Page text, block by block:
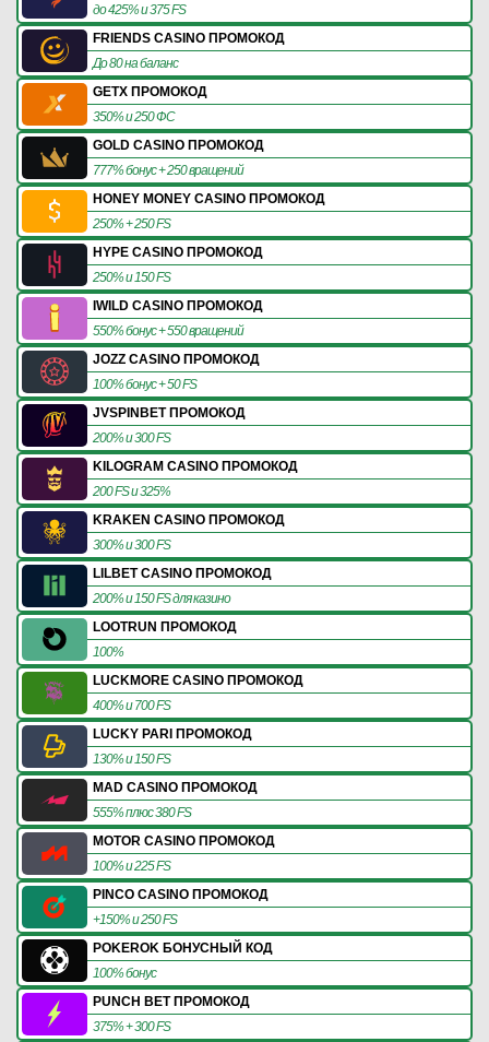
до 425% и 375 FS
FRIENDS CASINO ПРОМОКОД
До 80 на баланс
GETX ПРОМОКОД
350% и 250 ФС
GOLD CASINO ПРОМОКОД
777% бонус + 250 вращений
HONEY MONEY CASINO ПРОМОКОД
250% + 250 FS
HYPE CASINO ПРОМОКОД
250% и 150 FS
IWILD CASINO ПРОМОКОД
550% бонус + 550 вращений
JOZZ CASINO ПРОМОКОД
100% бонус + 50 FS
JVSPINBET ПРОМОКОД
200% и 300 FS
KILOGRAM CASINO ПРОМОКОД
200 FS и 325%
KRAKEN CASINO ПРОМОКОД
300% и 300 FS
LILBET CASINO ПРОМОКОД
200% и 150 FS для казино
LOOTRUN ПРОМОКОД
100%
LUCKMORE CASINO ПРОМОКОД
400% и 700 FS
LUCKY PARI ПРОМОКОД
130% и 150 FS
MAD CASINO ПРОМОКОД
555% плюс 380 FS
MOTOR CASINO ПРОМОКОД
100% и 225 FS
PINCO CASINO ПРОМОКОД
+150% и 250 FS
POKEROK БОНУСНЫЙ КОД
100% бонус
PUNCH BET ПРОМОКОД
375% + 300 FS